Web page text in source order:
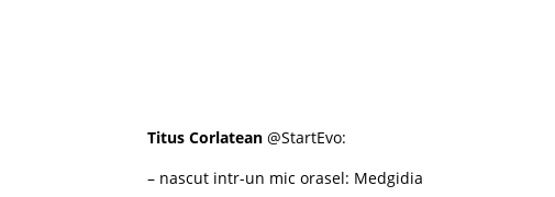
Titus Corlatean @StartEvo:
– nascut intr-un mic orasel: Medgidia